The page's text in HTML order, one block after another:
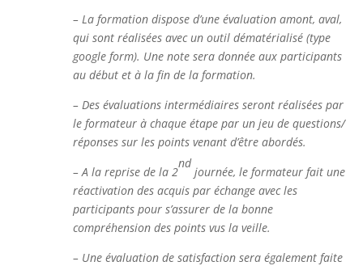
– La formation dispose d’une évaluation amont, aval,
qui sont réalisées avec un outil dématérialisé (type
google form). Une note sera donnée aux participants
au début et à la fin de la formation.
– Des évaluations intermédiaires seront réalisées par
le formateur à chaque étape par un jeu de questions/
réponses sur les points venant d’être abordés.
– A la reprise de la 2
nd
journée, le formateur fait une
réactivation des acquis par échange avec les
participants pour s’assurer de la bonne
compréhension des points vus la veille.
– Une évaluation de satisfaction sera également faite